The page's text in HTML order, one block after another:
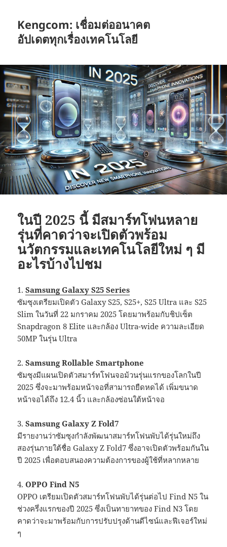
Kengcom: เชื่อมต่ออนาคต
อัปเดตทุกเรื่องเทคโนโลยี
ในปี 2025 นี้ มีสมาร์ทโฟนหลาย
รุ่นที่คาดว่าจะเปิดตัวพร้อม
นวัตกรรมและเทคโนโลยีใหม่ ๆ มี
อะไรบ้างไปชม
1.Samsung Galaxy S25 Series
ซัมซุงเตรียมเปิดตัว Galaxy S25, S25+, S25 Ultra และ S25
Slim ในวันที่ 22 มกราคม 2025 โดยมาพร้อมกับชิปเซ็ต
Snapdragon 8 Elite และกล้อง Ultra-wide ความละเอียด
50MP ในรุ่น Ultra
2.Samsung Rollable Smartphone
ซัมซุงมีแผนเปิดตัวสมาร์ทโฟนจอม้วนรุ่นแรกของโลกในปี
2025 ซึ่งจะมาพร้อมหน้าจอที่สามารถยืดหดได้ เพิ่มขนาด
หน้าจอได้ถึง 12.4 นิ้ว และกล้องซ่อนใต้หน้าจอ
3.Samsung Galaxy Z Fold7
มีรายงานว่าซัมซุงกำลังพัฒนาสมาร์ทโฟนพับได้รุ่นใหม่ถึง
สองรุ่นภายใต้ชื่อ Galaxy Z Fold7 ซึ่งอาจเปิดตัวพร้อมกันใน
ปี 2025 เพื่อตอบสนองความต้องการของผู้ใช้ที่หลากหลาย
4.OPPO Find N5
OPPO เตรียมเปิดตัวสมาร์ทโฟนพับได้รุ่นต่อไป Find N5 ใน
ช่วงครึ่งแรกของปี 2025 ซึ่งเป็นทายาทของ Find N3 โดย
คาดว่าจะมาพร้อมกับการปรับปรุงด้านดีไซน์และฟีเจอร์ใหม่
ๆ